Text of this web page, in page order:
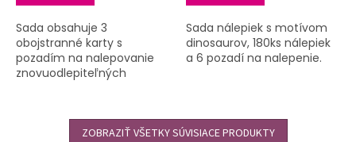
Sada obsahuje 3
obojstranné karty s
pozadím na nalepovanie
znovuodlepiteľných
Sada nálepiek s motívom
dinosaurov, 180ks nálepiek
a 6 pozadí na nalepenie.
ZOBRAZIŤ VŠETKY SÚVISIACE PRODUKTY